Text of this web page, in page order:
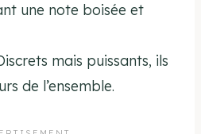
une note boisée et
mais puissants, ils
de l’ensemble.